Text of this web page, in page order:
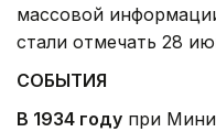
массовой
стали отмечать 28
СОБЫТИЯ
В 1934 году при